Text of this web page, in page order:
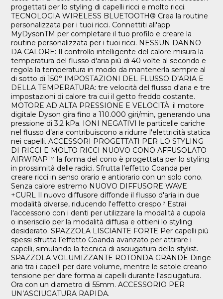
progettati per lo styling di capelli ricci e molto ricci.
TECNOLOGIA WIRELESS BLUETOOTH® Crea la routine
personalizzata per i tuoi ricci. Connettiti all'app
MyDysonTM per completare il tuo profilo e creare la
routine personalizzata per i tuoi ricci. NESSUN DANNO
DA CALORE: Il controllo intelligente del calore misura la
temperatura del flusso d'aria più di 40 volte al secondo e
regola la temperatura in modo da mantenerla sempre al
di sotto di 150° IMPOSTAZIONI DEL FLUSSO D’ARIA E
DELLA TEMPERATURA: tre velocità del flusso d'aria e tre
impostazioni di calore tra cui il getto freddo costante.
MOTORE AD ALTA PRESSIONE E VELOCITÀ: il motore
digitale Dyson gira fino a 110.000 giri/min, generando una
pressione di 3,2 kPa. IONI NEGATIVI le particelle cariche
nel flusso d’aria contribuiscono a ridurre l'elettricità statica
nei capelli. ACCESSORI PROGETTATI PER LO STYLING
DI RICCI E MOLTO RICCI NUOVO CONO AFFUSOLATO
AIRWRAP™ la forma del cono è progettata per lo styling
in prossimità delle radici. Sfrutta l’effetto Coanda per
creare ricci in senso orario e antiorario con un solo cono.
Senza calore estremo NUOVO DIFFUSORE WAVE
+CURL Il nuovo diffusore diffonde il flusso d'aria in due
modalità diverse, riducendo l'effetto crespo.⁷ Estrai
l'accessorio con i denti per utilizzare la modalità a cupola
o inseriscilo per la modalità diffusa e ottieni lo styling
desiderato. SPAZZOLA LISCIANTE FORTE Per capelli più
spessi sfrutta l’effetto Coanda avanzato per attirare i
capelli, simulando la tecnica di asciugatura dello stylist.
SPAZZOLA VOLUMIZZANTE ROTONDA GRANDE Dirige
aria tra i capelli per dare volume, mentre le setole creano
tensione per dare forma ai capelli durante l'asciugatura.
Ora con un diametro di 55mm. ACCESSORIO PER
UN’ASCIUGATURA RAPIDA.